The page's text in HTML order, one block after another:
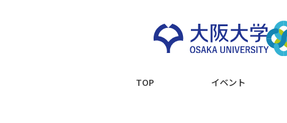
TOP イベント